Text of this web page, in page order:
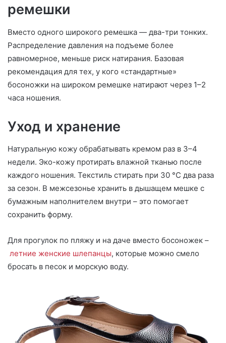
ремешки
Вместо одного широкого ремешка — два-три тонких.
Распределение давления на подъеме более
равномерное, меньше риск натирания. Базовая
рекомендация для тех, у кого «стандартные»
босоножки на широком ремешке натирают через 1–2
часа ношения.
Уход и хранение
Натуральную кожу обрабатывать кремом раз в 3–4
недели. Эко-кожу протирать влажной тканью после
каждого ношения. Текстиль стирать при 30 °C два раза
за сезон. В межсезонье хранить в дышащем мешке с
бумажным наполнителем внутри – это помогает
сохранить форму.
Для прогулок по пляжу и на даче вместо босоножек –
летние женские шлепанцы, которые можно смело
бросать в песок и морскую воду.